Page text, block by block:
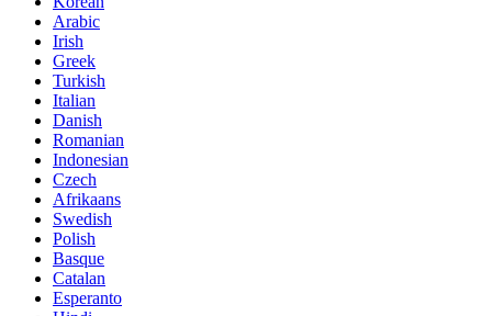
Arabic
Irish
Greek
Turkish
Italian
Danish
Romanian
Indonesian
Czech
Afrikaans
Swedish
Polish
Basque
Catalan
Esperanto